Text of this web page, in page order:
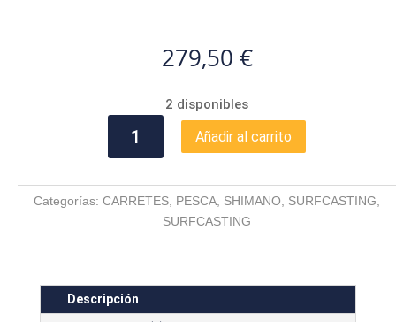
279,50 €
2 disponibles
SURF
SD35
cantidad
Añadir al carrito
Categorías: CARRETES PESCA SHIMANO SURFCASTING
SURFCASTING
Descripción